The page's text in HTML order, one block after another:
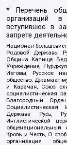
* Перечень
организаций
вступившее в
запрете
Национал-
Родовой Державы
Община Капища
Учреждение,
Иеговы, Русское
общество, Джамаат
и Карачая, Союз
социалистическая
Благородный
Социалистическая
Держава Русь,
Инглистической
общенациональный
Кровь и Честь, О
организация